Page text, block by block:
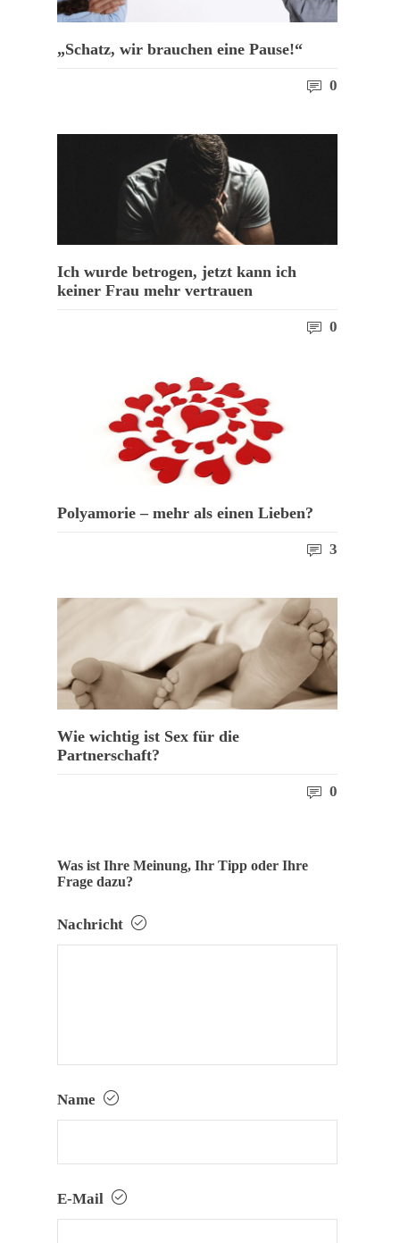
„Schatz, wir brauchen eine Pause!“
0
Ich wurde betrogen, jetzt kann ich
keiner Frau mehr vertrauen
0
Polyamorie – mehr als einen Lieben?
3
Wie wichtig ist Sex für die
Partnerschaft?
0
Was ist Ihre Meinung, Ihr Tipp oder Ihre
Frage dazu?
Nachricht
Name
E-Mail